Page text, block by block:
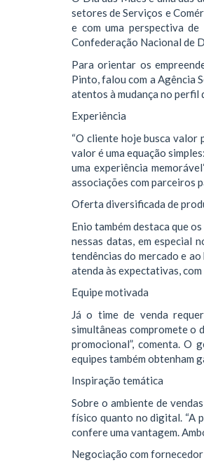
setores de Serviços e
e com uma perspectiva
Confederação Nacional de
Para orientar os
Pinto, falou com a Agência
atentos à mudança no perfil
Experiência
“O cliente hoje busca valor
valor é uma equação
uma experiência
associações com parceiros
Oferta diversificada de
Enio também destaca que
nessas datas, em especial
tendências do mercado e
atenda às expectativas, com
Equipe motivada
Já o time de venda
simultâneas compromete o
promocional”, comenta. O
equipes também obtenham
Inspiração temática
Sobre o ambiente de
físico quanto no digital. “A
confere uma vantagem.
Negociação com fornecedor